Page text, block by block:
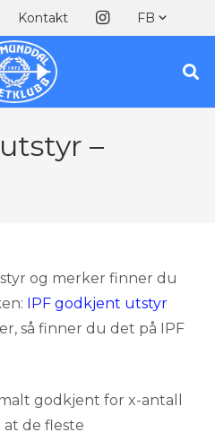
Kontakt FB
–
og merker finner du
IPF godkjent utstyr
så finner du det på IPF
godkjent for x-antall
at de fleste